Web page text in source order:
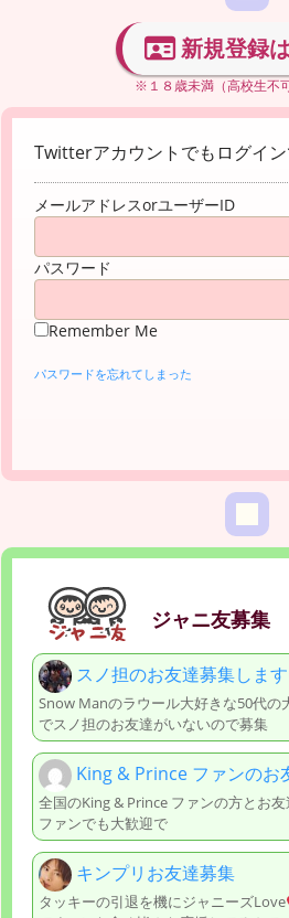
新規登録
※１８歳未満（高校生不
Twitterアカウントでもログイ
メールアドレスorユーザーID
パスワード
Remember Me
パスワードを忘れてしまった
ジャニ友募集
スノ担のお友達募集します
Snow Manのラウール大好きな50代の
でスノ担のお友達がいないので募集
King & Prince ファンのお
全国のKing & Prince ファンの方とお
ファンでも大歓迎で
キンプリお友達募集
タッキーの引退を機にジャニーズLove